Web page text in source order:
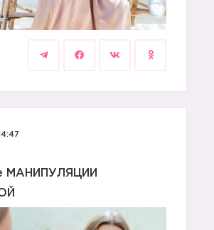
МАНИПУЛЯЦИИ